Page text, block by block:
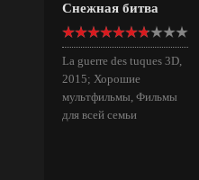
Снежная битва
La guerre des tuques 3D,
2015; Хорошие
мультфильмы, Фильмы
для всей семьи